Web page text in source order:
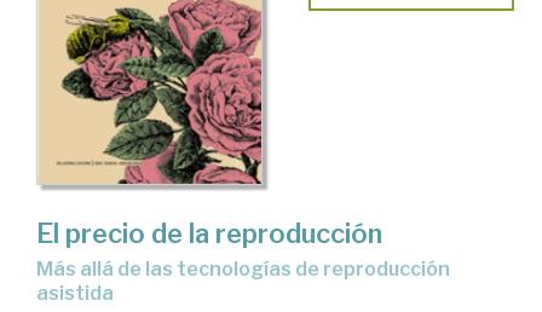
El precio de la reproducción
Más allá de las tecnologías de reproducción
asistida